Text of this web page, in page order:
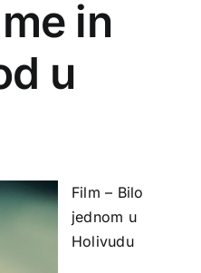
in
u
Film – Bilo
jednom u
Holivudu